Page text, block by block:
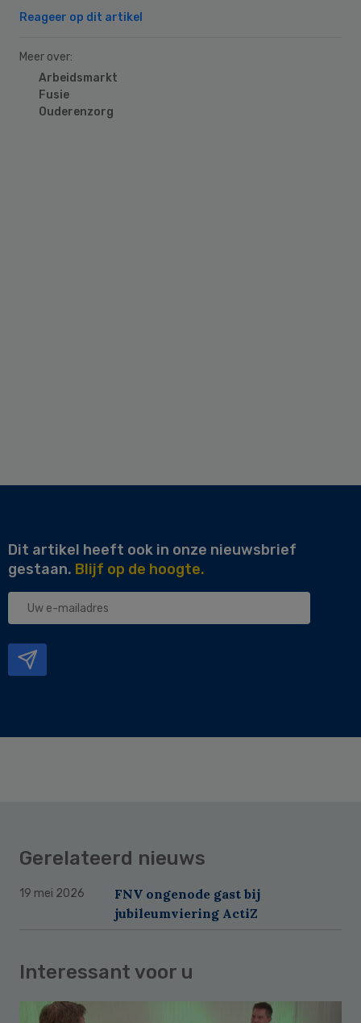
Reageer op dit artikel
Meer over:
Arbeidsmarkt
Fusie
Ouderenzorg
Dit artikel heeft ook in onze nieuwsbrief
gestaan. Blijf op de hoogte.
Uw
Gerelateerd nieuws
19 mei 2026
FNV ongenode gast bij
jubileumviering ActiZ
Interessant voor u